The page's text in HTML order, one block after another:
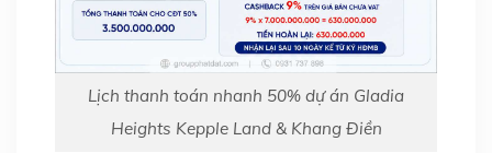
Lịch thanh toán nhanh 50% dự án Gladia
Heights Kepple Land & Khang Điền